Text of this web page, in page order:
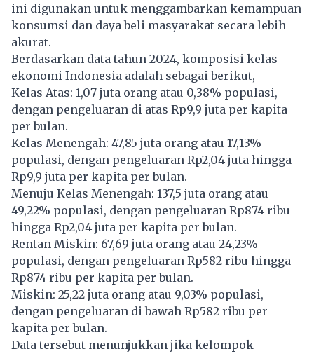
ini digunakan untuk menggambarkan kemampuan
konsumsi dan daya beli masyarakat secara lebih
akurat.
Berdasarkan data tahun 2024, komposisi kelas
ekonomi Indonesia adalah sebagai berikut,
Kelas Atas: 1,07 juta orang atau 0,38% populasi,
dengan pengeluaran di atas Rp9,9 juta per kapita
per bulan.
Kelas Menengah: 47,85 juta orang atau 17,13%
populasi, dengan pengeluaran Rp2,04 juta hingga
Rp9,9 juta per kapita per bulan.
Menuju Kelas Menengah: 137,5 juta orang atau
49,22% populasi, dengan pengeluaran Rp874 ribu
hingga Rp2,04 juta per kapita per bulan.
Rentan Miskin: 67,69 juta orang atau 24,23%
populasi, dengan pengeluaran Rp582 ribu hingga
Rp874 ribu per kapita per bulan.
Miskin: 25,22 juta orang atau 9,03% populasi,
dengan pengeluaran di bawah Rp582 ribu per
kapita per bulan.
Data tersebut menunjukkan jika kelompok